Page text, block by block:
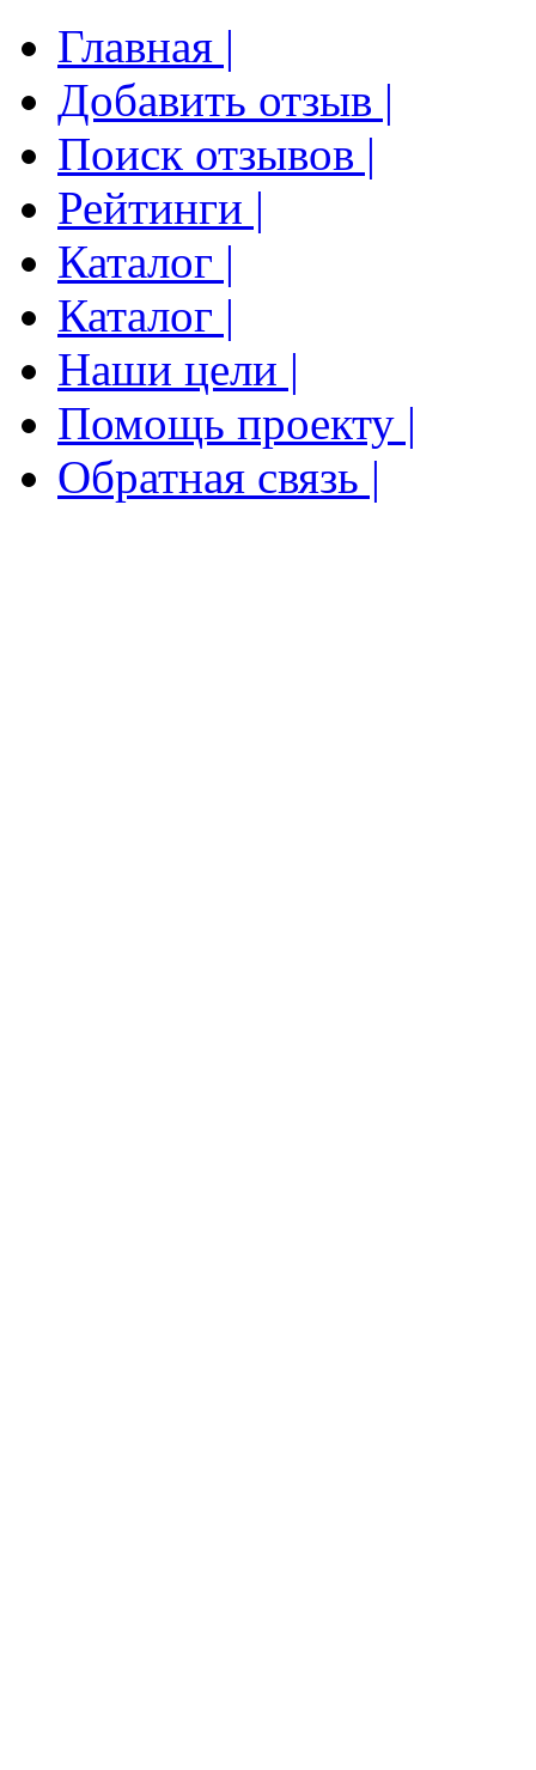
Главная |
Добавить отзыв |
Поиск отзывов |
Рейтинги |
Каталог |
Каталог |
Наши цели |
Помощь проекту |
Обратная связь |